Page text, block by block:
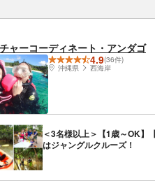
ャーコーディネート・アンダゴ
4.9(36件)
沖縄県
西海岸
＜3名様以上＞【1歳～OK
はジャングルクルーズ！